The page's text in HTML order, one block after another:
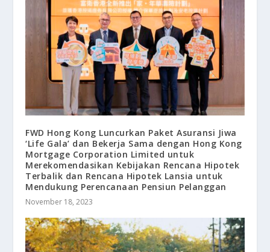
FWD Hong Kong Luncurkan Paket Asuransi Jiwa
‘Life Gala’ dan Bekerja Sama dengan Hong Kong
Mortgage Corporation Limited untuk
Merekomendasikan Kebijakan Rencana Hipotek
Terbalik dan Rencana Hipotek Lansia untuk
Mendukung Perencanaan Pensiun Pelanggan
November 18, 2023